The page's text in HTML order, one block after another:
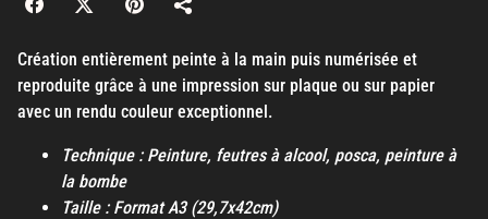
Création entièrement peinte à la main puis numérisée et
reproduite grâce à une impression sur plaque ou sur papier
avec un rendu couleur exceptionnel.
Technique : Peinture, feutres à alcool, posca, peinture à
la bombe
Taille : Format A3 (29,7x42cm)